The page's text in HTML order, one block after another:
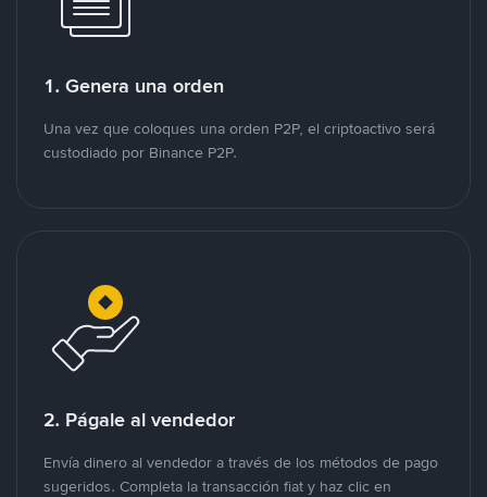
1. Genera una orden
Una vez que coloques una orden P2P, el criptoactivo será
custodiado por Binance P2P.
2. Págale al vendedor
Envía dinero al vendedor a través de los métodos de pago
sugeridos. Completa la transacción fiat y haz clic en